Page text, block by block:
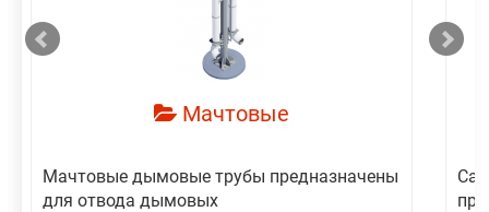
Мачтовые
Мачтовые дымовые трубы предназначены
для отвода дымовых